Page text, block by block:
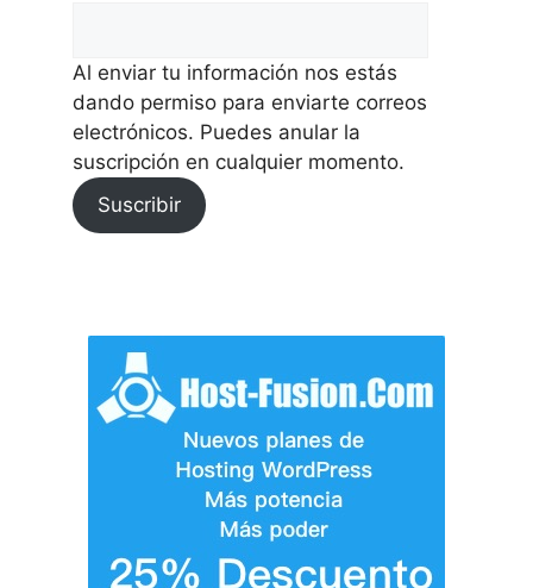
Al enviar tu información nos estás
dando permiso para enviarte correos
electrónicos. Puedes anular la
suscripción en cualquier momento.
Suscribir